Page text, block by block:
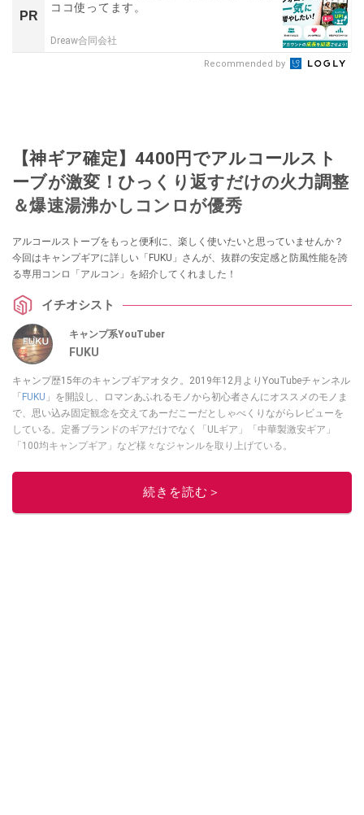
PR
ココ使ってます。
Dreaw合同会社
Recommended by
【神ギア確定】4400円でアルコールスト
ーブが激変！ひっくり返すだけの火力調整
＆爆速湯沸かしコンロが優秀
アルコールストーブをもっと便利に、楽しく使いたいと思っていませんか？
今回はキャンプギアに詳しい「FUKU」さんが、抜群の安定感と防風性能を誇
る専用コンロ「アルコン」を紹介してくれました！
イチオシスト
キャンプ系YouTuber
FUKU
キャンプ歴15年のキャンプギアオタク。2019年12月よりYouTubeチャンネル
「 FUKU 」を開設し、ロマンあふれるモノから初心者さんにオススメのモノま
で、思い込み固定観念を交えてあーだこーだとしゃべくりながらレビューを
している。定番ブランドのギアだけでなく「ULギア」「中華製激安ギア」
「100均キャンプギア」など様々なジャンルを取り上げている。
このイチオシストの他の記事を読む
続きを読む＞